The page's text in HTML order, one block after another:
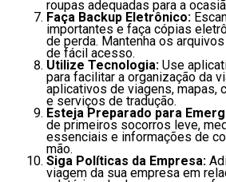
roupas adequadas para a
Faça Backup Eletrônico:
importantes e faça cópias
de perda. Mantenha os
de fácil acesso.
Utilize Tecnologia: Use
para facilitar a organização da
aplicativos de viagens, mapas,
e serviços de tradução.
Esteja Preparado para
de primeiros socorros leve,
essenciais e informações de
mão.
Siga Políticas da Empresa:
viagem da sua empresa em